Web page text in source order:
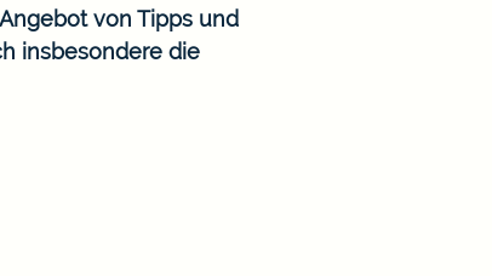
von Tipps und
insbesondere die